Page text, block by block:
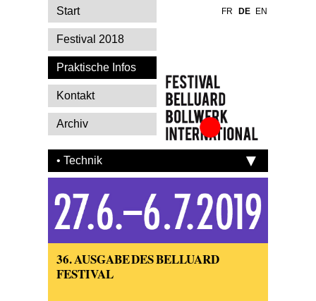
Festival Belluard
International
• Technik
36. AUSGABE DES BELLUARD
FESTIVAL
Start
Festival 2018
Praktische Infos
Kontakt
Archiv
FR DE EN